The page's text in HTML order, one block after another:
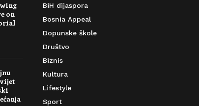
on
BiH dijaspora
Bosnia Appeal
Dopunske škole
Društvo
Biznis
Kultura
Lifestyle
Sport